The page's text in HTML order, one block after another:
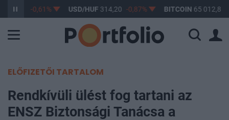
363,17 -0,61% USD/HUF 314,20 -0,87% BITCOIN 65 012,85
ELŐFIZETŐI TARTALOM
Rendkívüli ülést fog tartani az
ENSZ Biztonsági Tanácsa a